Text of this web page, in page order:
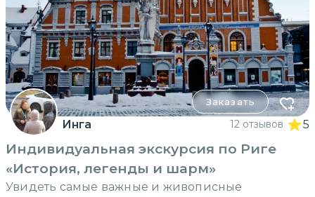
Заказать
Инга 12 отзывов 5
Индивидуальная экскурсия по Риге
«История, легенды и шарм»
Увидеть самые важные и живописные